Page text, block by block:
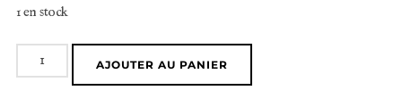
1 en stock
quantité
de
AJOUTER AU PANIER